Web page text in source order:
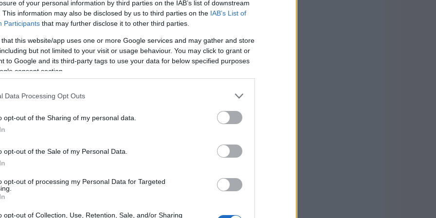
of your personal information by third parties on the IAB’s list of downstream
This information may also be disclosed by us to third parties on the IAB’s List of
Participants that may further disclose it to other third parties.
that this website/app uses one or more Google services and may gather and store
but not limited to your visit or usage behaviour. You may click to grant or
to Google and its third-party tags to use your data for below specified purposes
consent section.
Data Processing Opt Outs
opt-out of the Sharing of my personal data.
opt-out of the Sale of my Personal Data.
opt-out of processing my Personal Data for Targeted
opt-out of Collection, Use, Retention, Sale, and/or Sharing
2025
musicali più attesi in Italia, e la sua
La quarta serata, in programma per il
dei quali avrà un proprio codice televoto per
preferenza. La kermesse, trasmessa in
musica e intrattenimento, rendendola un
musica.